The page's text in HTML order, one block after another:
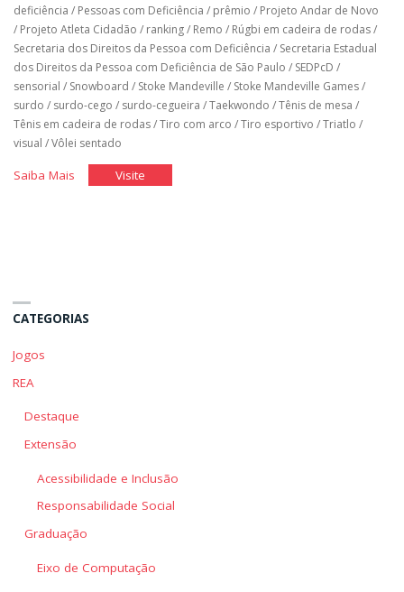
deficiência / Pessoas com Deficiência / prêmio / Projeto Andar de Novo
/ Projeto Atleta Cidadão / ranking/ Remo / Rúgbi em cadeira de rodas/
Secretaria dos Direitos da Pessoa com Deficiência / Secretaria Estadual
dos Direitos da Pessoa com Deficiência de São Paulo / SEDPcD /
sensorial / Snowboard / Stoke Mandeville / Stoke Mandeville Games/
surdo / surdo-cego / surdo-cegueira /Taekwondo /Tênis de mesa /
Tênis em cadeira de rodas/Tiro com arco /Tiro esportivo /Triatlo /
visual /Vôlei sentado
Saiba Mais"HistóriaVisite"História
CATEGORIAS
Jogos
REA
Destaque
Extensão
Acessibilidade e Inclusão
Responsabilidade Social
Graduação
Eixo de Computação